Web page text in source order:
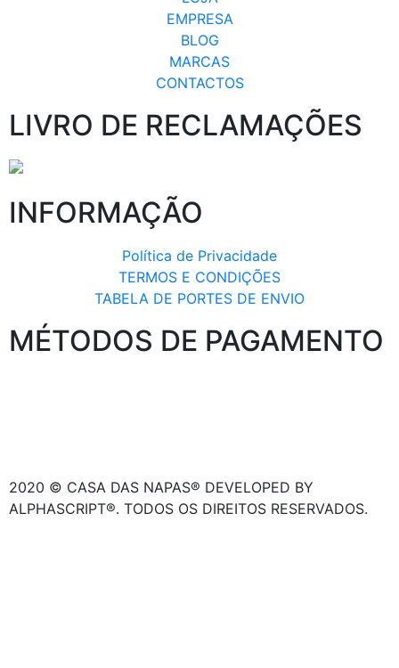
EMPRESA
BLOG
MARCAS
CONTACTOS
LIVRO DE RECLAMAÇÕES
INFORMAÇÃO
Política de Privacidade
TERMOS E CONDIÇÕES
TABELA DE PORTES DE ENVIO
MÉTODOS DE PAGAMENTO
2020 © CASA DAS NAPAS® DEVELOPED BY
ALPHASCRIPT®. TODOS OS DIREITOS RESERVADOS.